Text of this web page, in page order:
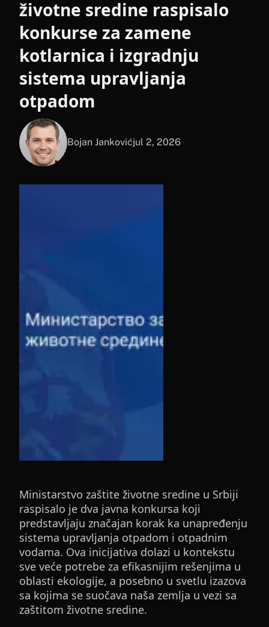
životne sredine raspisalo
konkurse za zamene
kotlarnica i izgradnju
sistema upravljanja
otpadom
Bojan Jankovićjul 2, 2026
Ministarstvo zaštite životne sredine u Srbiji
raspisalo je dva javna konkursa koji
predstavljaju značajan korak ka unapređenju
sistema upravljanja otpadom i otpadnim
vodama. Ova inicijativa dolazi u kontekstu
sve veće potrebe za efikasnijim rešenjima u
oblasti ekologije, a posebno u svetlu izazova
sa kojima se suočava naša zemlja u vezi sa
zaštitom životne sredine.